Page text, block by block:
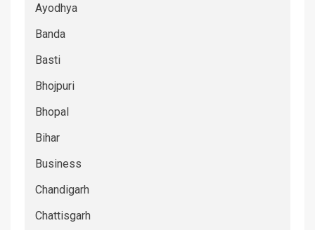
Ayodhya
Banda
Basti
Bhojpuri
Bhopal
Bihar
Business
Chandigarh
Chattisgarh